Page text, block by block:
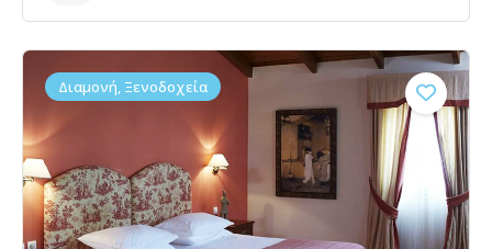
4.7
Διαμονή, Ξενοδοχεία